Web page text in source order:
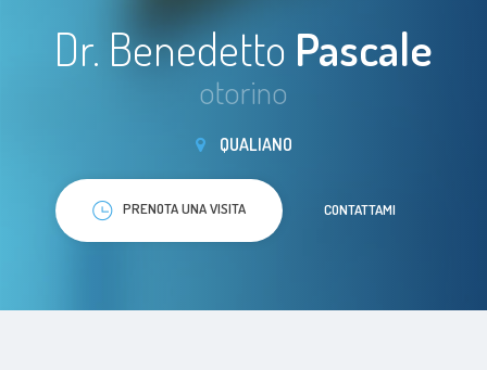
Dr. Benedetto Pascale
otorino
QUALIANO
PRENOTA UNA VISITA CONTATTAMI